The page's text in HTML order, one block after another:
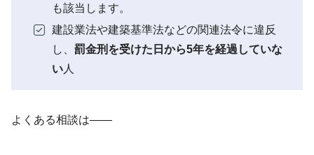
も該当します。
建設業法や建築基準法などの関連法令に違反
し、 罰金刑を受けた日から5年を経過していな
い人
よくある相談は――